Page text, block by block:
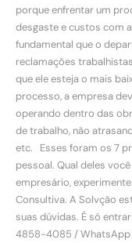
porque enfrentar um
desgaste e custos com
fundamental que o
reclamações
que ele esteja o mais
processo, a empresa
operando dentro das
de trabalho, não
etc. Esses foram os 7
pessoal. Qual deles
empresário,
Consultiva. A Solvção
suas dúvidas. É só
4858-4085 / WhatsApp